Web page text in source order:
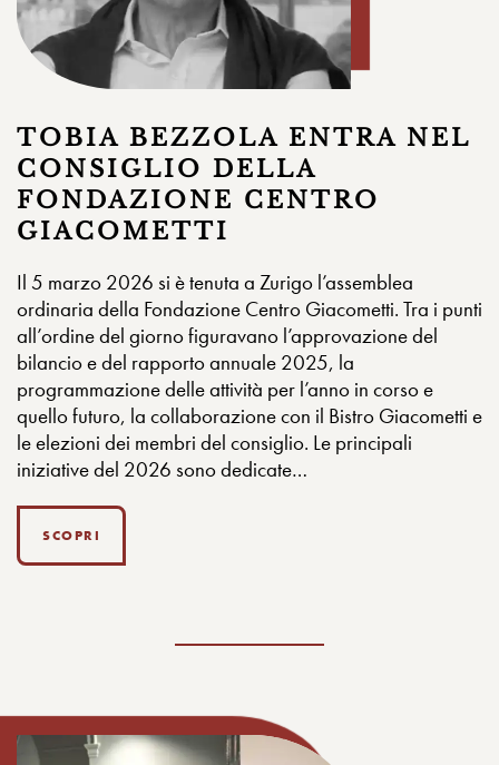
TOBIA BEZZOLA ENTRA NEL
CONSIGLIO DELLA
FONDAZIONE CENTRO
GIACOMETTI
Il 5 marzo 2026 si è tenuta a Zurigo l’assemblea
ordinaria della Fondazione Centro Giacometti. Tra i punti
all’ordine del giorno figuravano l’approvazione del
bilancio e del rapporto annuale 2025, la
programmazione delle attività per l’anno in corso e
quello futuro, la collaborazione con il Bistro Giacometti e
le elezioni dei membri del consiglio. Le principali
iniziative del 2026 sono dedicate…
SCOPRI